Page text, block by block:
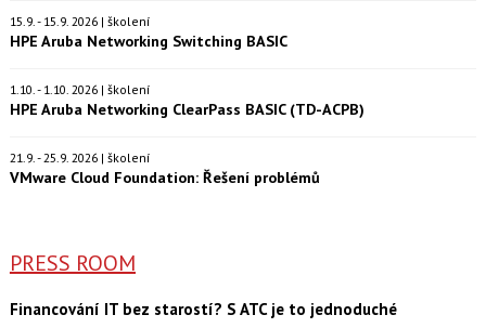
15.9. - 15.9. 2026 | školení
HPE Aruba Networking Switching BASIC
1.10. - 1.10. 2026 | školení
HPE Aruba Networking ClearPass BASIC (TD-ACPB)
21.9. - 25.9. 2026 | školení
VMware Cloud Foundation: Řešení problémů
PRESS ROOM
Financování IT bez starostí? S ATC je to jednoduché